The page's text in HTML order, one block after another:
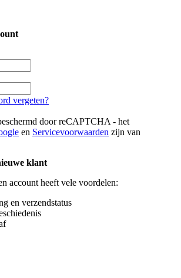
vergeten?
door reCAPTCHA - het
en Servicevoorwaarden zijn van
klant
account heeft vele voordelen:
en verzendstatus